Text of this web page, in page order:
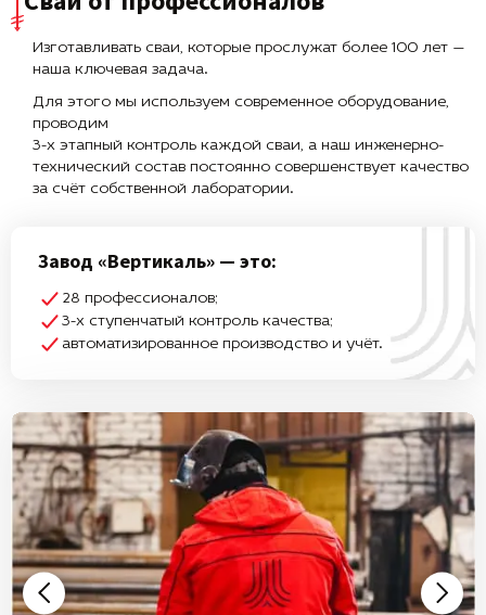
Изготавливать сваи, которые прослужат более 100 лет —
наша ключевая задача.
Для этого мы используем современное оборудование,
проводим
3-х этапный контроль каждой сваи, а наш инженерно-
технический состав постоянно совершенствует качество
за счёт собственной лаборатории.
Завод «Вертикаль» — это:
28 профессионалов;
3-х ступенчатый контроль качества;
автоматизированное производство и учёт.